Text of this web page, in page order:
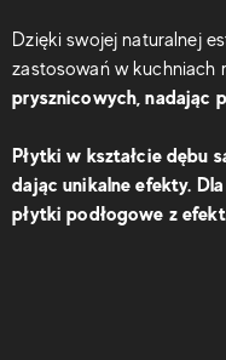
Dzięki swojej naturalnej
zastosowań w kuchniach
prysznicowych, nadając
Płytki w kształcie dębu
dając unikalne efekty.
płytki podłogowe z